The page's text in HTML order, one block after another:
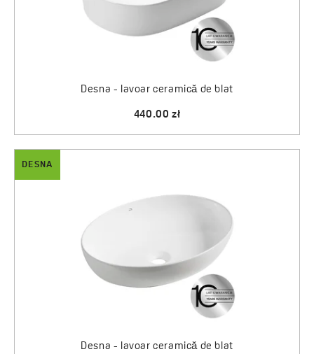
Desna - lavoar ceramică de blat
440.00 zł
DESNA
Desna - lavoar ceramică de blat